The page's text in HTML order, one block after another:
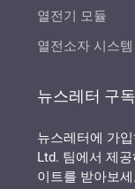
열전기 모듈
열전소자 시스템
뉴스레터 구독
뉴스레터에 가
Ltd. 팀에서 제
이트를 받아보